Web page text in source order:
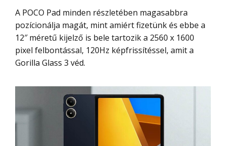
A POCO Pad minden részletében magasabbra
pozícionálja magát, mint amiért fizetünk és ebbe a
12″ méretű kijelző is bele tartozik a 2560 x 1600
pixel felbontással, 120Hz képfrissítéssel, amit a
Gorilla Glass 3 véd.